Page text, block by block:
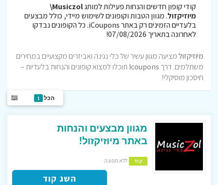
קודי קופון חדשים והנחות פעילות למותג
Musiczol\
מיוזיקזול. מגוון הטבות וקופונים לשימוש מיידי, כולל מבצעים
בלעדיים הזמינים רק באתר iCoupons. כל הקופונים נבדקו
לאחרונה בתאריך 07/08/2026!
מיוזיקזולמציעה מגוון עשיר של כלי נגינה ואביזרים מקצועיים במחירים
משתלמים. דרך Icoupons תוכלו למצוא קופונים והנחות בלעדיות –
חיסכון מוסיקלי!
הכל 1
מגוון מבצעים והנחות
באתר מיוזיקזול!
קוד ללא תפוגה
השג קוד